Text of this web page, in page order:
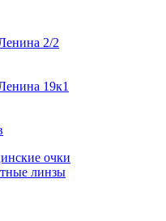
2/2
19к1
очки
линзы